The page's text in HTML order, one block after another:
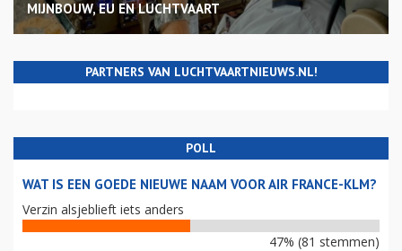
MIJNBOUW, EU EN LUCHTVAART
PARTNERS VAN LUCHTVAARTNIEUWS.NL!
POLL
WAT IS EEN GOEDE NIEUWE NAAM VOOR AIR FRANCE-KLM?
Verzin alsjeblieft iets anders
47% (81 stemmen)